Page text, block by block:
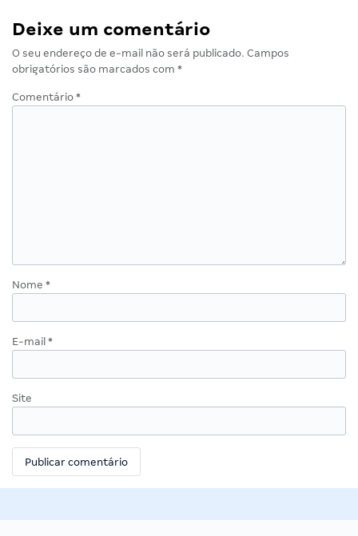
Deixe um comentário
O seu endereço de e-mail não será publicado. Campos
obrigatórios são marcados com *
Comentário *
Nome *
E-mail *
Site